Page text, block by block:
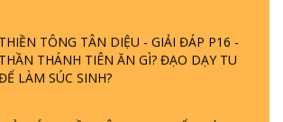
THẦN THÁNH TIÊN ĂN GÌ? ĐẠO DẠY TU
ĐỂ LÀM SÚC SINH?